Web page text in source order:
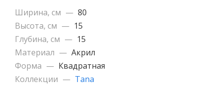
Ширина, см — 80
Высота, см — 15
Глубина, см — 15
Материал — Акрил
Форма — Квадратная
Коллекции — Tana